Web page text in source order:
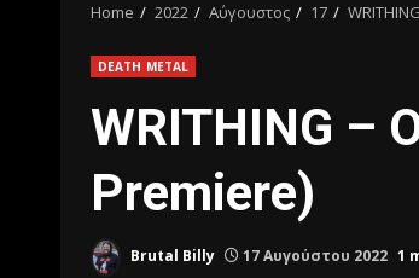
Home 2022 Αύγουστος 17
DEATH METAL
WRITHING –
Premiere)
Brutal Billy 17 Αυγούστου 2022 1